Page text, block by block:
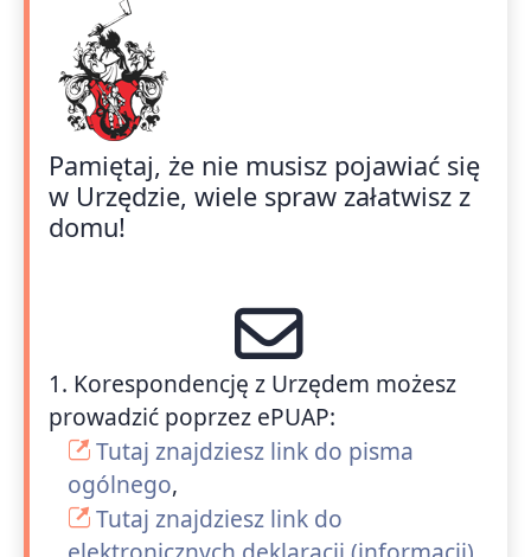
Pamiętaj, że nie musisz pojawiać się
w Urzędzie, wiele spraw załatwisz z
domu!
1. Korespondencję z Urzędem możesz
prowadzić poprzez ePUAP:
Tutaj znajdziesz link do pisma
ogólnego,
Tutaj znajdziesz link do